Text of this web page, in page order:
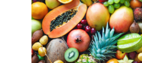
Basso insieme a Sonia
e…